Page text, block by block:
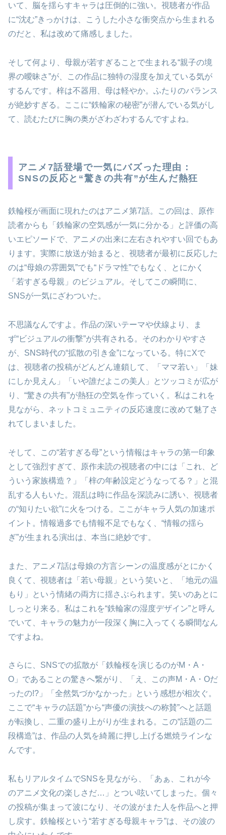
いて、脳を揺らすキャラは圧倒的に強い。視聴者が作品
に“沈む”きっかけは、こうした小さな衝突点から生まれる
のだと、私は改めて痛感しました。
そして何より、母親が若すぎることで生まれる“親子の境
界の曖昧さ”が、この作品に独特の湿度を加えている気が
するんです。梓は不器用、母は軽やか。ふたりのバランス
が絶妙すぎる。ここに“鉄輪家の秘密”が潜んでいる気がし
て、読むたびに胸の奥がざわざわするんですよね。
アニメ7話登場で一気にバズった理由：
SNSの反応と“驚きの共有”が生んだ熱狂
鉄輪桜が画面に現れたのはアニメ第7話。この回は、原作
読者からも「鉄輪家の空気感が一気に分かる」と評価の高
いエピソードで、アニメの出来に左右されやすい回でもあ
ります。実際に放送が始まると、視聴者が最初に反応した
のは“母娘の雰囲気”でも“ドラマ性”でもなく、とにかく
「若すぎる母親」のビジュアル。そしてこの瞬間に、
SNSが一気にざわついた。
不思議なんですよ。作品の深いテーマや伏線より、ま
ず“ビジュアルの衝撃”が共有される。そのわかりやすさ
が、SNS時代の“拡散の引き金”になっている。特にXで
は、視聴者の投稿がどんどん連鎖して、「ママ若い」「妹
にしか見えん」「いや誰だよこの美人」とツッコミが広が
り、“驚きの共有”が熱狂の空気を作っていく。私はこれを
見ながら、ネットコミュニティの反応速度に改めて魅了さ
れてしまいました。
そして、この“若すぎる母”という情報はキャラの第一印象
として強烈すぎて、原作未読の視聴者の中には「これ、ど
ういう家族構造？」「梓の年齢設定どうなってる？」と混
乱する人もいた。混乱は時に作品を深読みに誘い、視聴者
の“知りたい欲”に火をつける。ここがキャラ人気の加速ポ
イント。情報過多でも情報不足でもなく、“情報の揺ら
ぎ”が生まれる演出は、本当に絶妙です。
また、アニメ7話は母娘の方言シーンの温度感がとにかく
良くて、視聴者は「若い母親」という笑いと、「地元の温
もり」という情緒の両方に揺さぶられます。笑いのあとに
しっとり来る。私はこれを“鉄輪家の湿度デザイン”と呼ん
でいて、キャラの魅力が一段深く胸に入ってくる瞬間なん
ですよね。
さらに、SNSでの拡散が「鉄輪桜を演じるのがM・A・
O」であることの驚きへ繋がり、「え、この声M・A・Oだ
ったの!?」「全然気づかなかった」という感想が相次ぐ。
ここで“キャラの話題”から“声優の演技への称賛”へと話題
が転換し、二重の盛り上がりが生まれる。この“話題の二
段構造”は、作品の人気を綺麗に押し上げる燃焼ラインな
んです。
私もリアルタイムでSNSを見ながら、「あぁ、これが今
のアニメ文化の楽しさだ…」とつい呟いてしまった。個々
の投稿が集まって波になり、その波がまた人を作品へと押
し戻す。鉄輪桜という“若すぎる母親キャラ”は、その波の